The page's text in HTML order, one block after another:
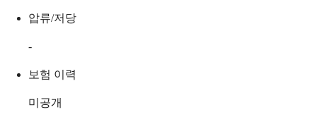
압류/저당
-
보험 이력
미공개